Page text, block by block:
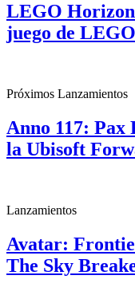
LEGO
juego de
Próximos Lanzamientos
Anno 117: Pax
la Ubisoft
Lanzamientos
Avatar:
The Sky